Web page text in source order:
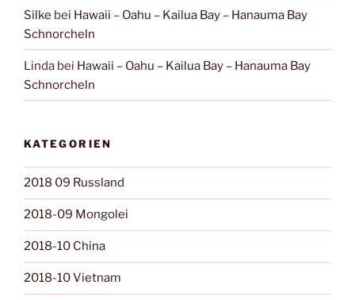
Silke bei Hawaii – Oahu – Kailua Bay – Hanauma Bay
Schnorcheln
Linda bei Hawaii – Oahu – Kailua Bay – Hanauma Bay
Schnorcheln
KATEGORIEN
2018 09 Russland
2018-09 Mongolei
2018-10 China
2018-10 Vietnam